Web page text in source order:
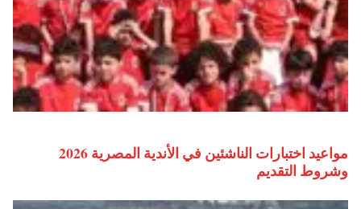
مواعيد اختبارات الناشئين في الأندية المصرية 2026
وشروط التقديم